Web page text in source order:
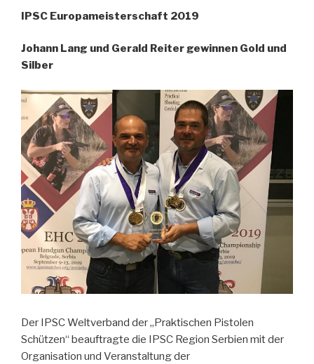
IPSC Europameisterschaft 2019
Johann Lang und Gerald Reiter gewinnen Gold und
Silber
Der IPSC Weltverband der „Praktischen Pistolen
Schützen“ beauftragte die IPSC Region Serbien mit der
Organisation und Veranstaltung der